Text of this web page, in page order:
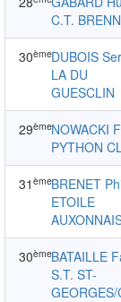
C.T.
30èmeDUBOIS
LA DU
GUESCLIN
29èmeNOWACKI
PYTHON
31 èmeBRENET
ETOILE
30èmeBATAILLE
S.T. ST-
GEORGES/